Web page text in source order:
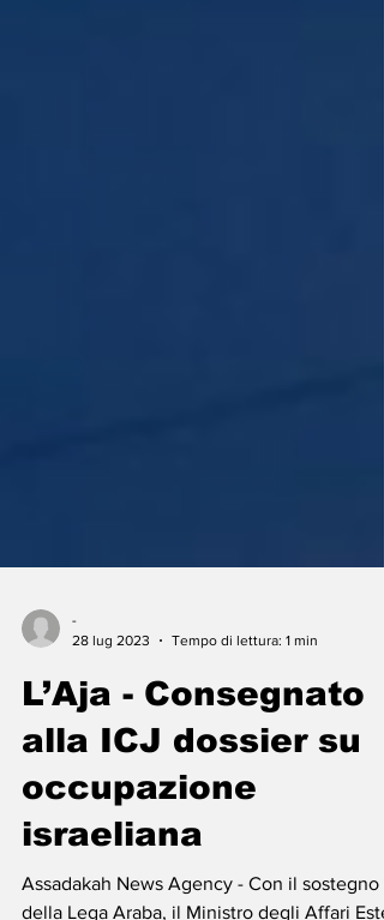
28 lug 2023
Tempo di lettura: 1 min
L’Aja - Consegnato
alla ICJ dossier su
occupazione
israeliana